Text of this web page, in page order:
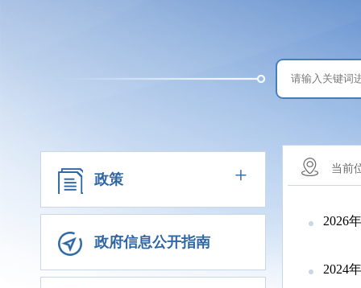
政策 +
政府信息公开指南
当前
2026
2024